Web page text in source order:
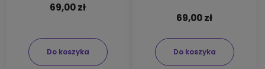
69,00 zł
Do koszyka
69,00 zł
Do koszyka